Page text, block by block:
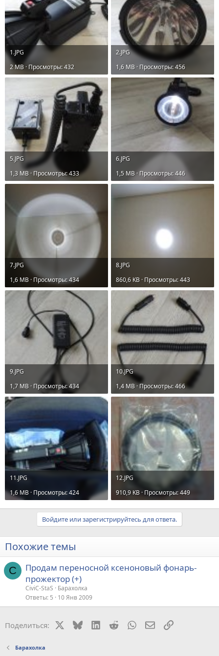
1.JPG
2 MB · Просмотры: 432
2.JPG
1,6 MB · Просмотры: 456
5.JPG
1,3 MB · Просмотры: 433
6.JPG
1,5 MB · Просмотры: 446
7.JPG
1,6 MB · Просмотры: 434
8.JPG
860,6 KB · Просмотры: 443
9.JPG
1,7 MB · Просмотры: 434
10.JPG
1,4 MB · Просмотры: 466
11.JPG
1,6 MB · Просмотры: 424
12.JPG
910,9 KB · Просмотры: 449
Войдите или зарегистрируйтесь для ответа.
Похожие темы
C
Продам переносной ксеноновый фонарь-
прожектор (+)
CiviC-StaS
Барахолка
Ответы 5 10 Янв 2009
Поделиться: BlueskyLinkedIn
RedditWhatsAppЭлектронная
Ссылка
Барахолка